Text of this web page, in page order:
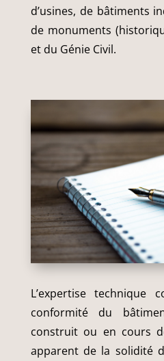
d’usines, de bâtiments
de monuments
et du Génie Civil.
L’expertise technique
conformité du
construit ou en cours
apparent de la solidité